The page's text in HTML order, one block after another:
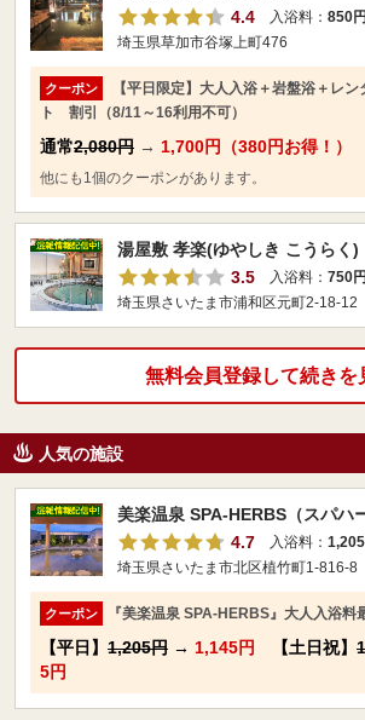
4.4
入浴料： 850
埼玉県草加市谷塚上町476
クーポン
【平日限定】大人入浴＋岩盤浴＋レ
ト 割引（8/11～16利用不可）
通常2,080円 → 1,700円（380円お得！）
他にも1個のクーポンがあります。
湯屋敷 孝楽(ゆやしき こうらく)
3.5
入浴料： 750
埼玉県さいたま市浦和区元町2-18-12
無料会員登録して続きを
人気の施設
美楽温泉 SPA-HERBS（スパハ
4.7
入浴料：
埼玉県さいたま市北区植竹町1-816-8
クーポン 『美楽温泉 SPA-HERBS』大人入浴料
【平日】 1,205円 → 1,145円 【土日祝】
5円